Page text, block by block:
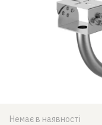
Немає в наявності